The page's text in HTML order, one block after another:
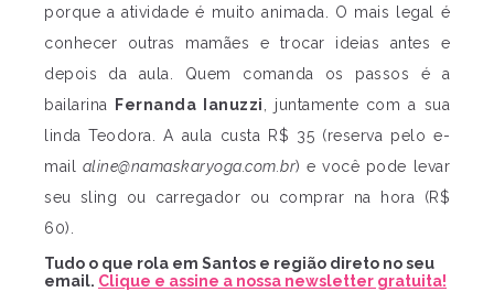
porque a atividade é muito animada. O mais legal é
conhecer outras mamães e trocar ideias antes e
depois da aula. Quem comanda os passos é a
bailarina
Fernanda Ianuzzi
, juntamente com a sua
linda Teodora. A aula custa R$ 35 (reserva pelo e-
mail aline@namaskaryoga.com.br) e você pode levar
seu sling ou carregador ou comprar na hora (R$
60).
Tudo o que rola em Santos e região direto no seu
email. Clique e assine a nossa newsletter gratuita!